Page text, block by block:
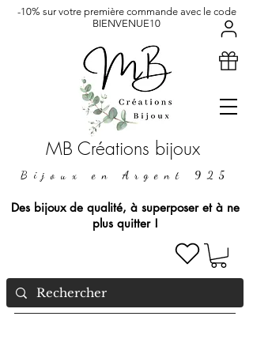
MB Créations bijoux
Bijoux en Argent 925
Des bijoux de qualité, à superposer et à ne
plus quitter !
-10% sur votre première commande avec le code
BIENVENUE10